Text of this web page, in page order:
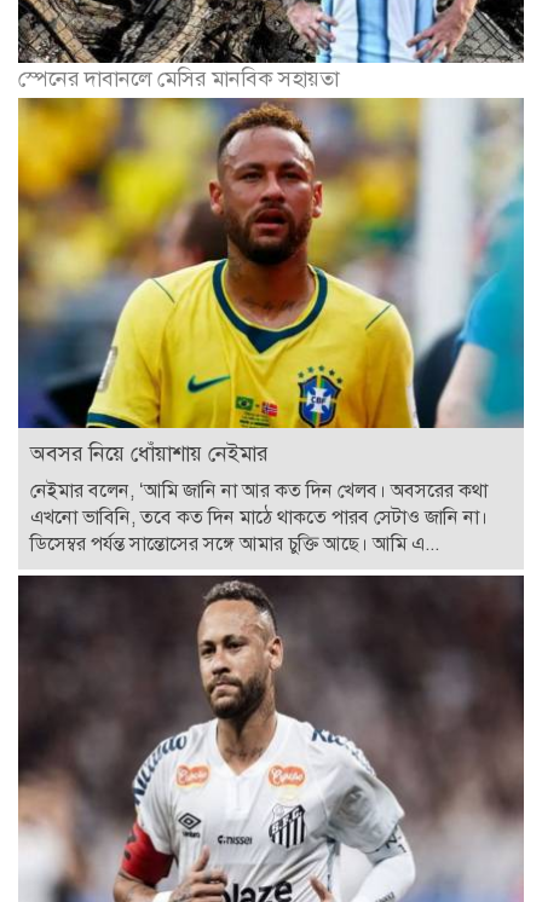
স্পেনের দাবানলে মেসির মানবিক সহায়তা
অবসর নিয়ে ধোঁয়াশায় নেইমার
নেইমার বলেন, ‘আমি জানি না আর কত দিন খেলব। অবসরের কথা
এখনো ভাবিনি, তবে কত দিন মাঠে থাকতে পারব সেটাও জানি না।
ডিসেম্বর পর্যন্ত সান্তোসের সঙ্গে আমার চুক্তি আছে। আমি এ...